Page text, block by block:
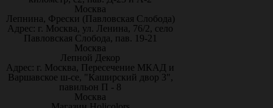
Москва
Лепнина, Фрески (Павловская Слобода)
Адрес: г. Москва, ул. Ленина, 76/2, село
Павловская Слобода, пав. 19-21
Москва
Лепной Декор
Адрес: г. Москва, Пересечение МКАД и
Варшавское ш-се, "Каширский двор 3",
павильон П - 8
Москва